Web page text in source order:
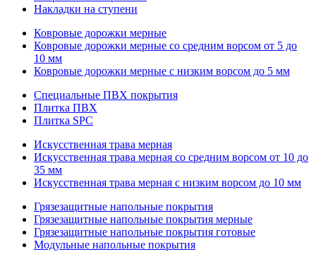
Накладки на ступени
Ковровые дорожки мерные
Ковровые дорожки мерные со средним ворсом от 5 до
10 мм
Ковровые дорожки мерные с низким ворсом до 5 мм
Специальные ПВХ покрытия
Плитка ПВХ
Плитка SPC
Искуccтвенная трава мерная
Искусственная трава мерная со средним ворсом от 10 до
35 мм
Искусственная трава мерная с низким ворсом до 10 мм
Грязезащитные напольные покрытия
Грязезащитные напольные покрытия мерные
Грязезащитные напольные покрытия готовые
Модульные напольные покрытия